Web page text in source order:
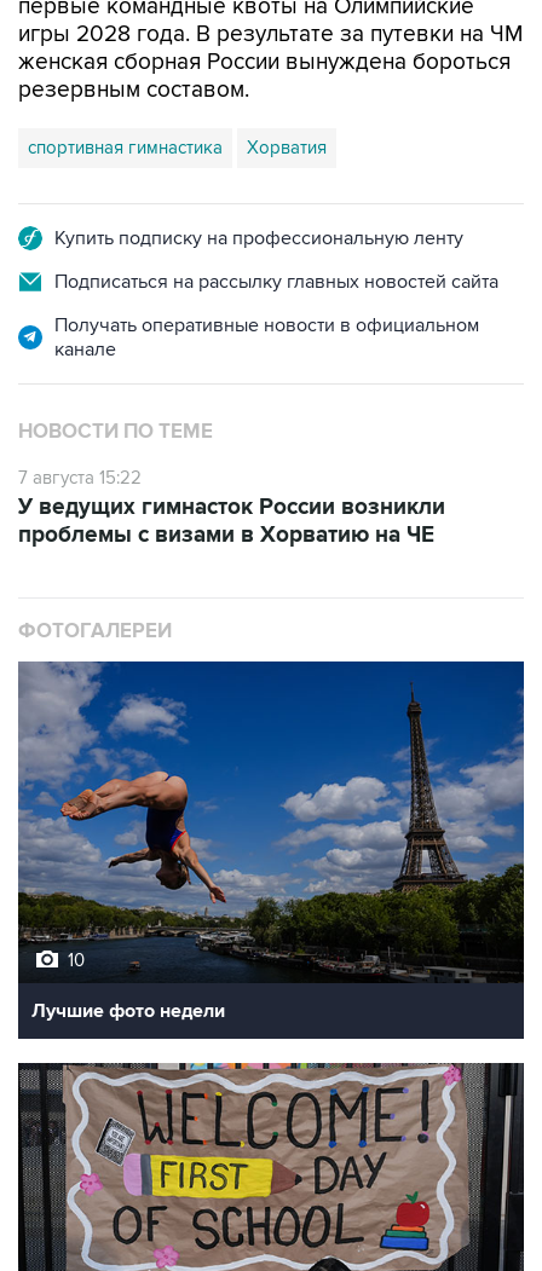
первые командные квоты на Олимпийские
игры 2028 года. В результате за путевки на ЧМ
женская сборная России вынуждена бороться
резервным составом.
спортивная гимнастика Хорватия
Купить подписку на профессиональную ленту
Подписаться на рассылку главных новостей сайта
Получать оперативные новости в официальном
канале
НОВОСТИ ПО ТЕМЕ
7 августа 15:22
У ведущих гимнасток России возникли
проблемы с визами в Хорватию на ЧЕ
ФОТОГАЛЕРЕИ
10
Лучшие фото недели